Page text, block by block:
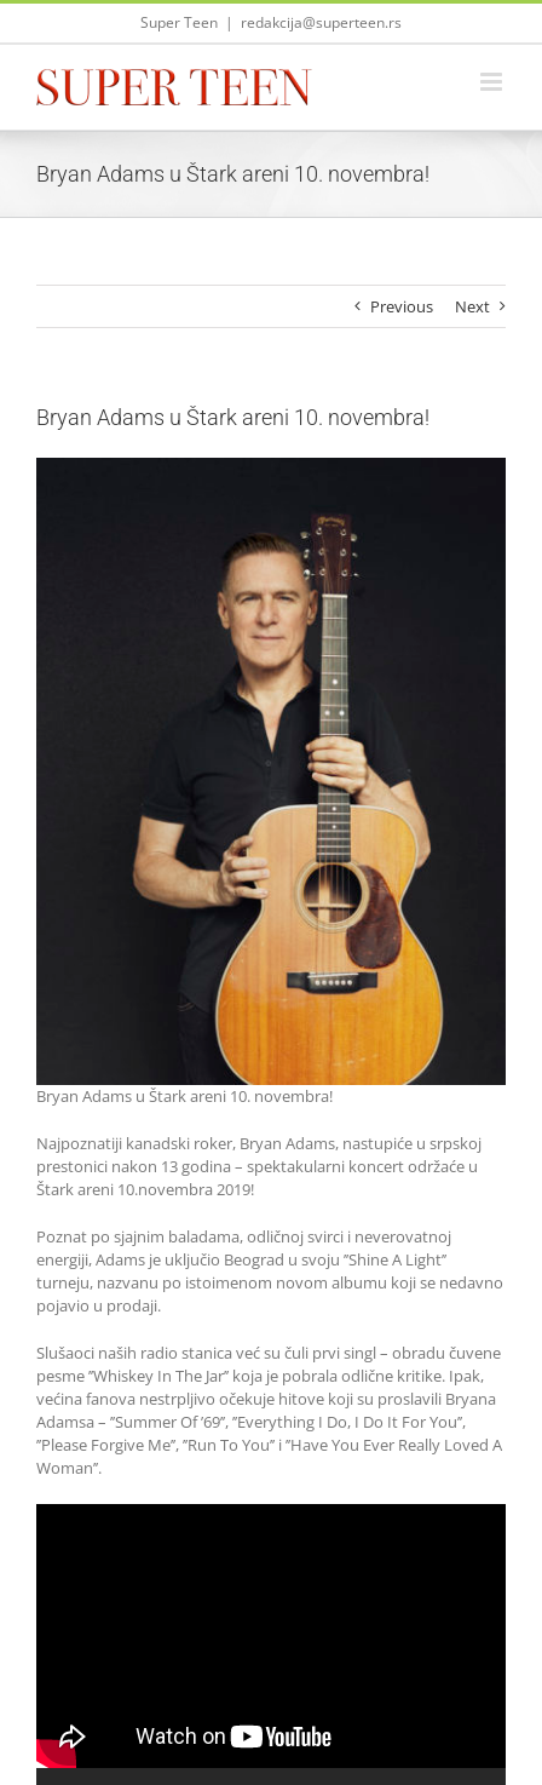
Skip
Super Teen | redakcija@superteen.rs
Bryan Adams u Štark areni 10. novembra!
Previous Next
Bryan Adams u Štark areni 10. novembra!
Bryan Adams u Štark areni 10. novembra!
Najpoznatiji kanadski roker, Bryan Adams, nastupiće u srpskoj
prestonici nakon 13 godina – spektakularni koncert održaće u
Štark areni 10.novembra 2019!
Poznat po sjajnim baladama, odličnoj svirci i neverovatnoj
energiji, Adams je uključio Beograd u svoju ’’Shine A Light’’
turneju, nazvanu po istoimenom novom albumu koji se nedavno
pojavio u prodaji.
Slušaoci naših radio stanica već su čuli prvi singl – obradu čuvene
pesme ’’Whiskey In The Jar’’ koja je pobrala odlične kritike. Ipak,
većina fanova nestrpljivo očekuje hitove koji su proslavili Bryana
Adamsa – ’’Summer Of ’69’’, ’’Everything I Do, I Do It For You’’,
’’Please Forgive Me’’, ’’Run To You’’ i ’’Have You Ever Really Loved A
Woman’’.